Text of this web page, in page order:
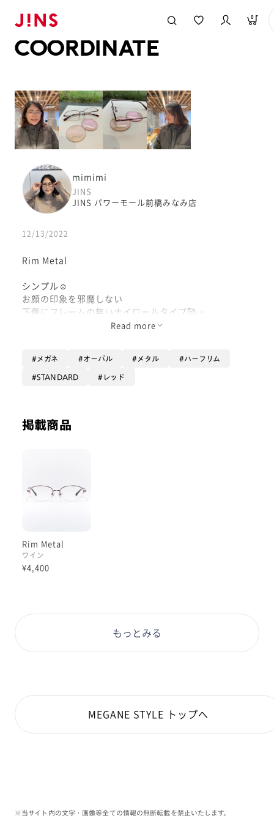
0
COORDINATE
mimimi
JINS
JINS パワーモール前橋みなみ店
12/13/2022
Rim Metal
シンプル☺️
お顔の印象を邪魔しない
下側にフレームの無いナイロールタイプ🥰
実際購入の際には標準レンズでも
反射防止コート
付いてますので
鼻パッドも付いているので
調整可能な所が低価格なのに嬉しい
スタンダードタイプです。
【着用カラー】ワイン(76)
Read more
メガネ オーバル メタル ハーフリム
STANDARD レッド
掲載商品
Rim Metal
ワイン
¥4,400
もっとみる
MEGANE STYLE トップへ
※当サイト内の文字・画像等全ての情報の無断転載を禁止いたします。